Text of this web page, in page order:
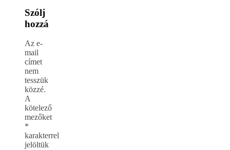
Szólj
hozzá
Az e-
mail
címet
nem
tesszük
közzé.
A
kötelező
mezőket
*
karakterrel
jelöltük